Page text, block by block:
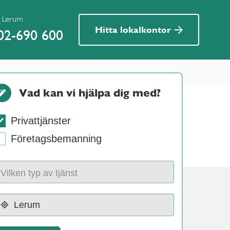
690 600 Hitta lokalkontor
Vad kan vi hjälpa dig med?
Privattjänster
Företagsbemanning